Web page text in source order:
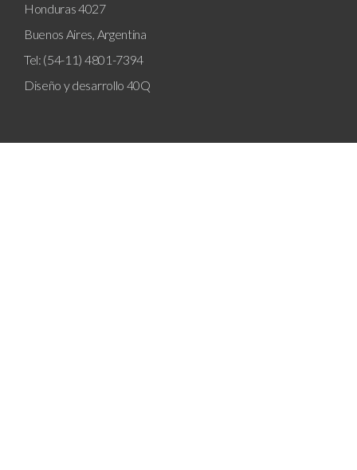
Honduras 4027
Buenos Aires, Argentina
Tel: (54-11) 4801-7394
Diseño y desarrollo 40Q